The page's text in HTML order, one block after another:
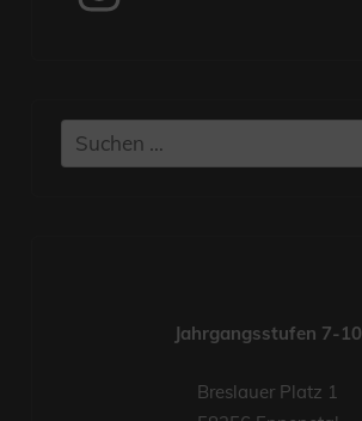
Suchen
nach:
Jahrgangsstufen 7-10
Breslauer Platz 1